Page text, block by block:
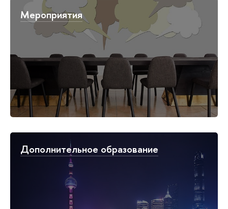
Мероприятия
Дополнительное образование